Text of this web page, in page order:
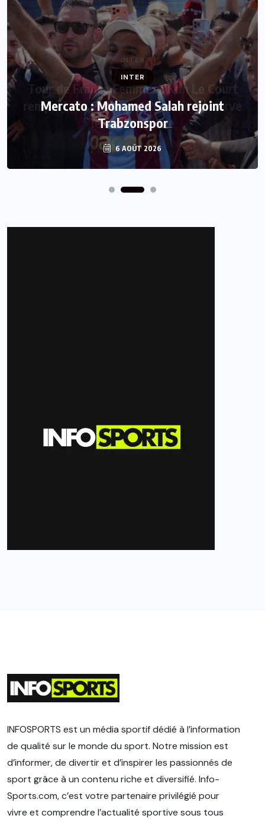
INTER
Mercato : Mohamed Salah rejoint
Trabzonspor
6 AOÛT 2026
INFOSPORTS est un média sportif dédié à l’information
de qualité sur le monde du sport. Notre mission est
d’informer, de divertir et d’inspirer les passionnés de
sport grâce à un contenu riche et diversifié. Info-
Sports.com, c’est votre partenaire privilégié pour
vivre et comprendre l’actualité sportive sous tous